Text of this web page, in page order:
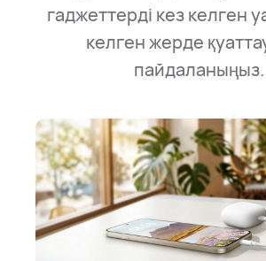
гаджеттерді кез келген
келген жерде
пайдаланыңыз.